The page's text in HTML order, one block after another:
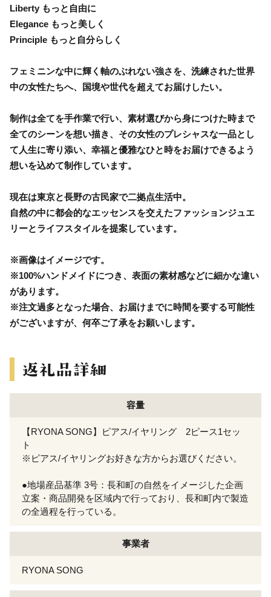
Liberty もっと自由に
Elegance もっと美しく
Principle もっと自分らしく
フェミニンな中に輝く軸のぶれない強さを、洗練された世界
中の女性たちへ、国境や世代を超えてお届けしたい。
制作は全てを手作業で行い、素材選びから身につけた時まで
全てのシーンを想い描き、その女性のプレシャスな一品とし
て人生に寄り添い、幸福と優雅なひと時をお届けできるよう
想いを込めて制作しています。
現在は東京と長野の古民家で二拠点生活中。
自然の中に都会的なエッセンスを交えたファッションジュエ
リーとライフスタイルを提案しています。
※画像はイメージです。
※100%ハンドメイドにつき、表面の素材感などに細かな違い
があります。
※注文過多となった場合、お届けまでに時間を要する可能性
がございますが、何卒ご了承をお願いします。
容量
【RYONA SONG】ピアス/イヤリング 2ピース1セッ
ト
※ピアス/イヤリングお好きな方からお選びください。
●地場産品基準 3号：長和町の自然をイメージした企画
立案・商品開発を区域内で行っており、長和町内で製造
の全過程を行っている。
事業者
RYONA SONG